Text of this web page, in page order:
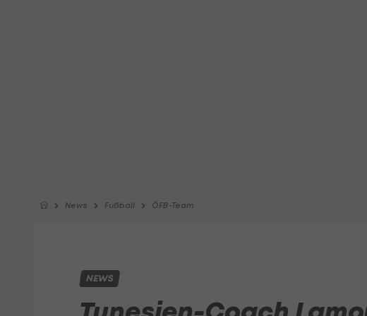
News Fußball ÖFB-Team
NEWS